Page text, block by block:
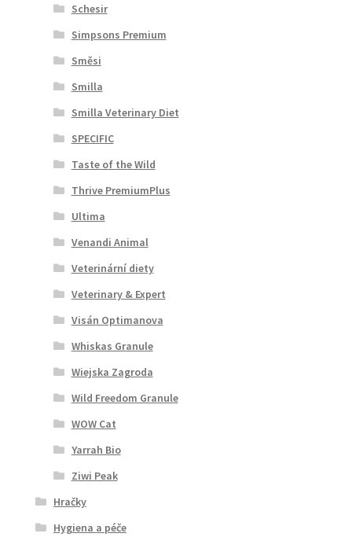
Schesir
Simpsons Premium
Směsi
Smilla
Smilla Veterinary Diet
SPECIFIC
Taste of the Wild
Thrive PremiumPlus
Ultima
Venandi Animal
Veterinární diety
Veterinary & Expert
Visán Optimanova
Whiskas Granule
Wiejska Zagroda
Wild Freedom Granule
WOW Cat
Yarrah Bio
Ziwi Peak
Hračky
Hygiena a péče